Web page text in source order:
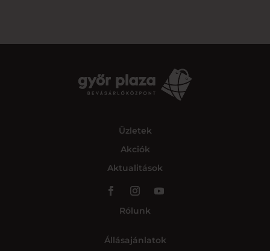
Üzletek
Akciók
Aktualitások
Rólunk
Állásajánlatok